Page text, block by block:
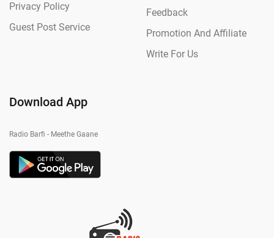
Privacy Policy
Guest Post Service
Feedback
Promotion And Affiliate
Write For Us
Download App
Radio Barfi - Meethe Gaane